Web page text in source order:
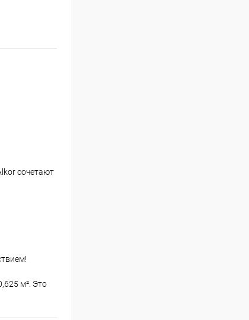
сочетают
м². Это